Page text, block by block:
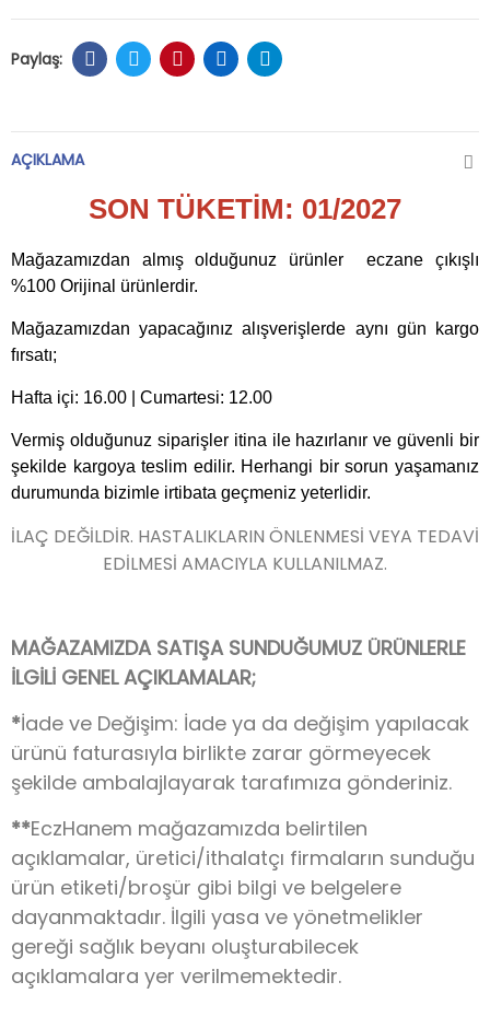
AÇIKLAMA
SON TÜKETİM: 01/2027
Mağazamızdan almış olduğunuz ürünler eczane çıkışlı
%100 Orijinal ürünlerdir.
Mağazamızdan yapacağınız alışverişlerde aynı gün kargo
fırsatı;
Hafta içi: 16.00 | Cumartesi: 12.00
Vermiş olduğunuz siparişler itina ile hazırlanır ve güvenli bir
şekilde kargoya teslim edilir. Herhangi bir sorun yaşamanız
durumunda bizimle irtibata geçmeniz yeterlidir.
İLAÇ DEĞİLDİR. HASTALIKLARIN ÖNLENMESİ VEYA TEDAVİ
EDİLMESİ AMACIYLA KULLANILMAZ.
MAĞAZAMIZDA SATIŞA SUNDUĞUMUZ ÜRÜNLERLE
İLGİLİ GENEL AÇIKLAMALAR;
*İade ve Değişim: İade ya da değişim yapılacak
ürünü faturasıyla birlikte zarar görmeyecek
şekilde ambalajlayarak tarafımıza gönderiniz.
**EczHanem mağazamızda belirtilen
açıklamalar, üretici/ithalatçı firmaların sunduğu
ürün etiketi/broşür gibi bilgi ve belgelere
dayanmaktadır. İlgili yasa ve yönetmelikler
gereği sağlık beyanı oluşturabilecek
açıklamalara yer verilmemektedir.